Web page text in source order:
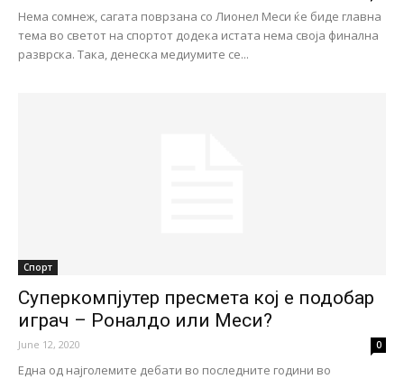
Нема сомнеж, сагата поврзана со Лионел Меси ќе биде главна
тема во светот на спортот додека истата нема своја финална
разврска. Така, денеска медиумите се...
Спорт
Суперкомпјутер пресмета кој е подобар
играч – Роналдо или Меси?
June 12, 2020 0
Една од најголемите дебати во последните години во